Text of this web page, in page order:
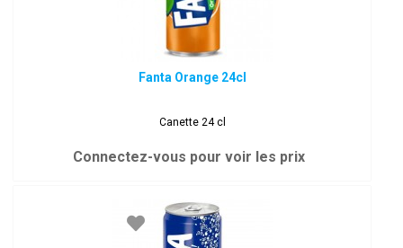
Fanta Orange 24cl
Canette 24 cl
Connectez-vous pour voir les prix